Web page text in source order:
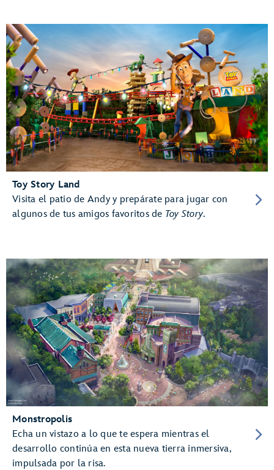
Toy Story Land
Visita el patio de Andy y prepárate para jugar con
algunos de tus amigos favoritos de Toy Story.
Monstropolis
Echa un vistazo a lo que te espera mientras el
desarrollo continúa en esta nueva tierra inmersiva,
impulsada por la risa.